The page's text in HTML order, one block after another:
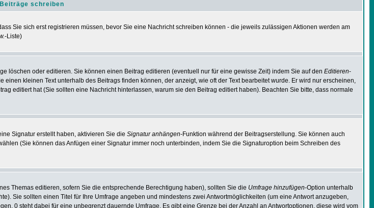
Beiträge schreiben
Sie sich erst registrieren müssen, bevor Sie eine Nachricht schreiben können - die jeweils zulässigen Aktionen werden am
-Liste)
löschen oder editieren. Sie können einen Beitrag editieren (eventuell nur für eine gewisse Zeit) indem Sie auf den Editieren-
kleinen Text unterhalb des Beitrags finden können, der anzeigt, wie oft der Text bearbeitet wurde. Er wird nur erscheinen,
editiert hat (Sie sollten eine Nachricht hinterlassen, warum sie den Beitrag editiert haben). Beachten Sie bitte, dass normale
Signatur erstellt haben, aktivieren Sie die Signatur anhängen-Funktion während der Beitragserstellung. Sie können auch
(Sie können das Anfügen einer Signatur immer noch unterbinden, indem Sie die Signaturoption beim Schreiben des
Themas editieren, sofern Sie die entsprechende Berechtigung haben), sollten Sie die Umfrage hinzufügen-Option unterhalb
Sie sollten einen Titel für Ihre Umfrage angeben und mindestens zwei Antwortmöglichkeiten (um eine Antwort anzugeben,
0 steht dabei für eine unbegrenzt dauernde Umfrage. Es gibt eine Grenze bei der Anzahl an Antwortoptionen, diese wird vom